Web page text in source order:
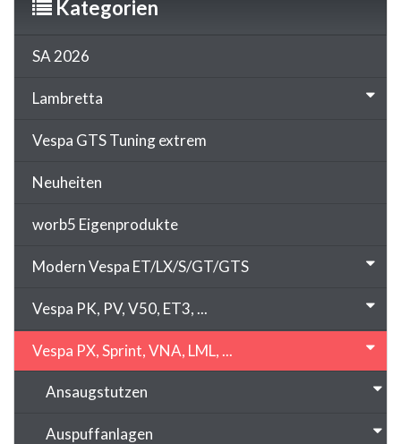
Kategorien
SA 2026
Lambretta
Vespa GTS Tuning extrem
Neuheiten
worb5 Eigenprodukte
Modern Vespa ET/LX/S/GT/GTS
Vespa PK, PV, V50, ET3, ...
Vespa PX, Sprint, VNA, LML, ...
Ansaugstutzen
Auspuffanlagen